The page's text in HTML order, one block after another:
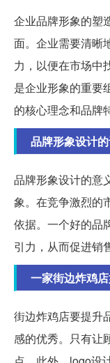
企业品牌形象的塑
面。企业需要清晰
力，以便在市场中
是企业形象的重要
的核心理念和品牌
品牌形象设计
品牌形象设计的意
象。在竞争激烈的
依据。一个好的品
引力，从而促进销
一家街边炸鸡
街边炸鸡店要提升
感的优秀。只有让